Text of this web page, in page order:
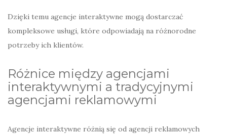
Dzięki temu agencje interaktywne mogą dostarczać
kompleksowe usługi, które odpowiadają na różnorodne
potrzeby ich klientów.
Różnice między agencjami
interaktywnymi a tradycyjnymi
agencjami reklamowymi
Agencje interaktywne różnią się od agencji reklamowych